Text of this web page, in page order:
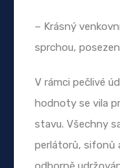
– Krásný
sprchou,
V rámci pečlivé
hodnoty se vila
stavu. Všechny
perlátorů, sifonů